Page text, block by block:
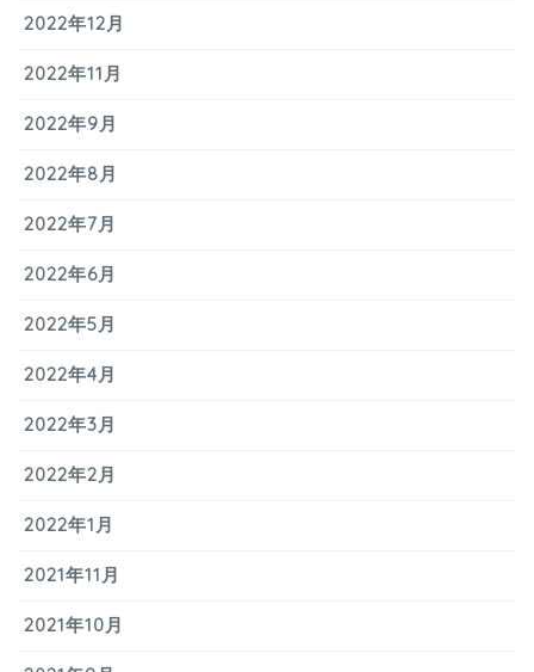
2022年12月
2022年11月
2022年9月
2022年8月
2022年7月
2022年6月
2022年5月
2022年4月
2022年3月
2022年2月
2022年1月
2021年11月
2021年10月